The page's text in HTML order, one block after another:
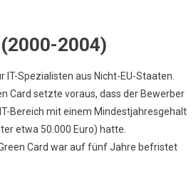
2004)
IT-Spezialisten aus Nicht-EU-Staaten.
Card setzte voraus, dass der Bewerber
Bereich mit einem Mindestjahresgehalt
etwa 50.000 Euro) hatte.
Card war auf fünf Jahre befristet